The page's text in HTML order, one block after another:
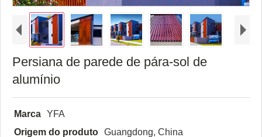
Persiana de parede de pára-sol de
alumínio
Marca YFA
Origem do produto Guangdong, China